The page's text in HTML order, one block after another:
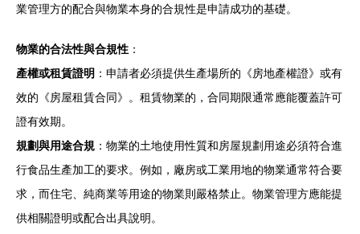
業管理方的配合與物業本身的合規性是申請成功的基礎。
物業的合法性與合規性 ：
產權或租賃證明 ：申請者必須提供生產場所的《房地產權證》或有
效的《房屋租賃合同》。租賃物業的，合同期限通常應能覆蓋許可
證有效期。
規劃與用途合規 ：物業的土地使用性質和房屋規劃用途必須符合進
行食品生產加工的要求。例如，廠房或工業用地的物業通常符合要
求，而住宅、純商業等用途的物業則嚴格禁止。物業管理方應能提
供相關證明或配合出具說明。